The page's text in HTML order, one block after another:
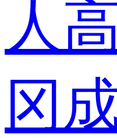
人
冈